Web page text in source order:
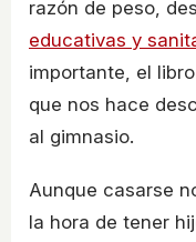
razón de peso,
educativas y
importante, el
que nos hace
al gimnasio.
Aunque casarse
la hora de tener